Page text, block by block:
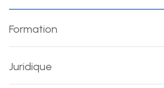
Formation
Juridique